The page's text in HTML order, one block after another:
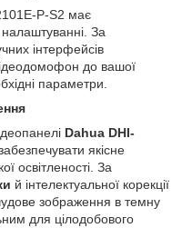
P-S2 має
налаштуванні. За
інтерфейсів
до вашої
параметри.
Dahua DHI-
якісне
освітленості. За
й інтелектуальної корекції
зображення в темну
для цілодобового